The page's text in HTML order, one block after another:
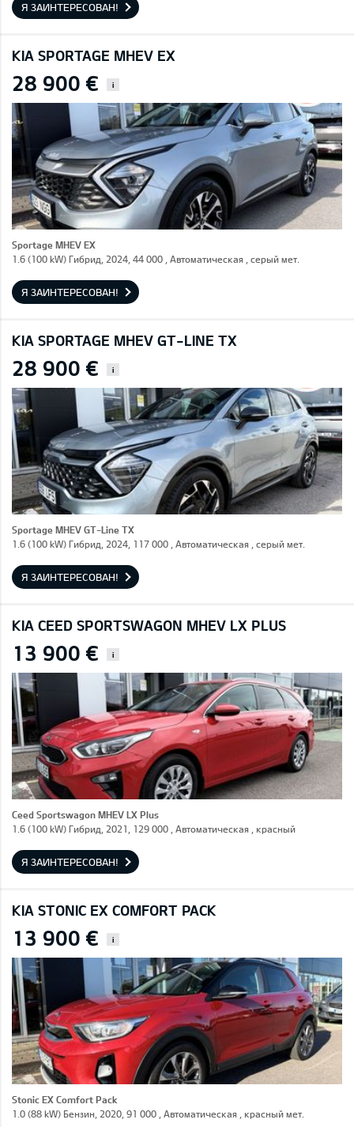
Я ЗАИНТЕРЕСОВАН!
KIA SPORTAGE MHEV EX
28 900 € i
Sportage MHEV EX
1.6 (100 kW) Гибрид, 2024, 44 000 , Автоматическая , серый мет.
Я ЗАИНТЕРЕСОВАН!
KIA SPORTAGE MHEV GT-LINE TX
28 900 € i
Sportage MHEV GT-Line TX
1.6 (100 kW) Гибрид, 2024, 117 000 , Автоматическая , серый мет.
Я ЗАИНТЕРЕСОВАН!
KIA CEED SPORTSWAGON MHEV LX PLUS
13 900 € i
Ceed Sportswagon MHEV LX Plus
1.6 (100 kW) Гибрид, 2021, 129 000 , Автоматическая , красный
Я ЗАИНТЕРЕСОВАН!
KIA STONIC EX COMFORT PACK
13 900 € i
Stonic EX Comfort Pack
1.0 (88 kW) Бензин, 2020, 91 000 , Автоматическая , красный мет.